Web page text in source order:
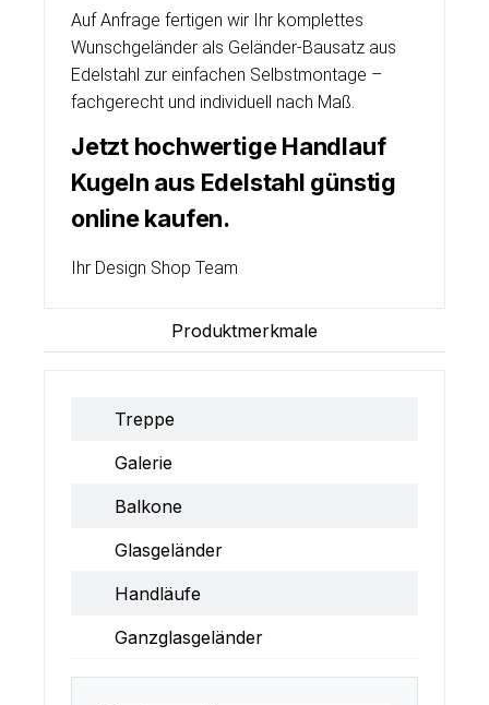
Auf Anfrage fertigen wir Ihr komplettes
Wunschgeländer als Geländer-Bausatz aus
Edelstahl zur einfachen Selbstmontage –
fachgerecht und individuell nach Maß.
Jetzt hochwertige Handlauf
Kugeln aus Edelstahl günstig
online kaufen.
Ihr Design Shop Team
Produktmerkmale
Treppe
Galerie
Balkone
Glasgeländer
Handläufe
Ganzglasgeländer